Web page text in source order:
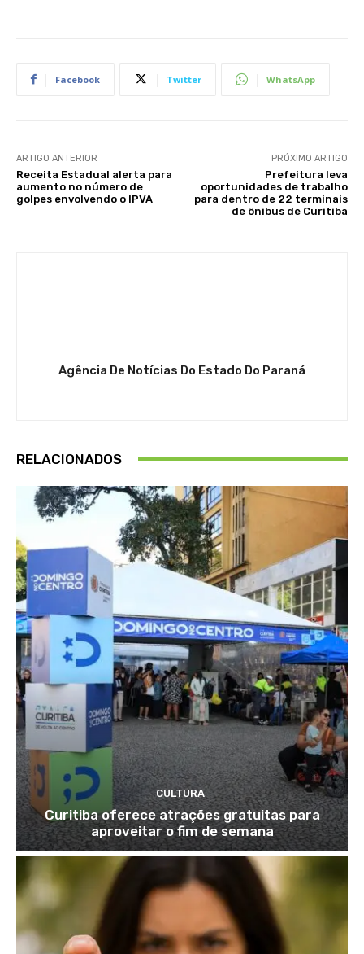
Facebook Twitter WhatsApp
ARTIGO ANTERIOR
Receita Estadual alerta para
aumento no número de
golpes envolvendo o IPVA
PRÓXIMO ARTIGO
Prefeitura leva
oportunidades de trabalho
para dentro de 22 terminais
de ônibus de Curitiba
Agência De Notícias Do Estado Do Paraná
RELACIONADOS
CULTURA
Curitiba oferece atrações gratuitas para
aproveitar o fim de semana